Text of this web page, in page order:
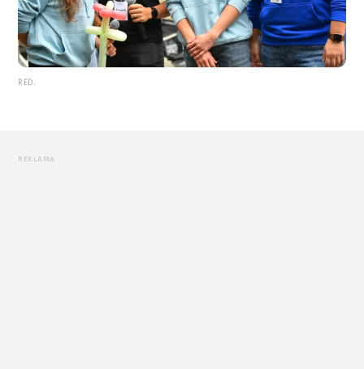
RED.
REKLAMA